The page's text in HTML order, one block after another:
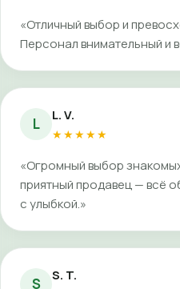
«Отличный выбор и
Персонал внимательный и
L L. V.
★★★★★
«Огромный выбор
приятный продавец — всё
с улыбкой.»
S S. T.